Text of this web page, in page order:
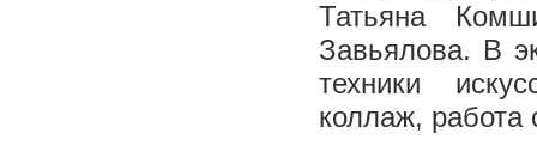
Татьяна
Завьялова. В
техники
коллаж,